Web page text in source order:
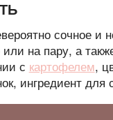
сочное и
на пару, а
с картофелем,
ингредиент